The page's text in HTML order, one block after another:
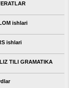
ishlari
ishlari
TILI GRAMATIKA